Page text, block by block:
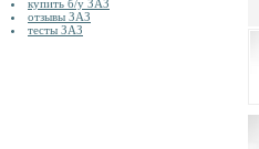
купить б/у ЗАЗ
отзывы ЗАЗ
тесты ЗАЗ